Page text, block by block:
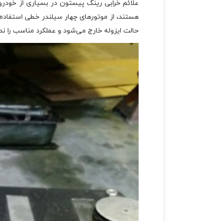
علائم خرابی رینگ پیستون در بسیاری از
هستند، از موتورهای چهار سیلندر خطی
حالت ایزوله خارج می‌شود و عملکرد مناسب را